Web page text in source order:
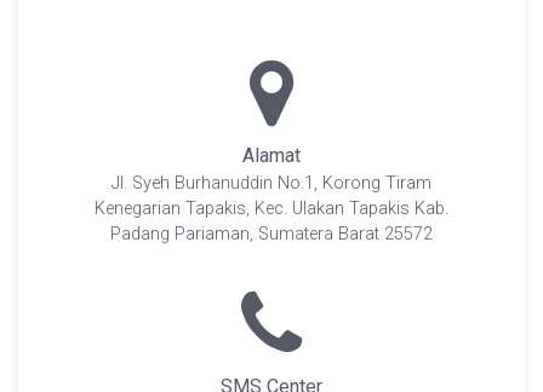
Alamat
Jl. Syeh Burhanuddin No.1, Korong Tiram
Kenegarian Tapakis, Kec. Ulakan Tapakis Kab.
Padang Pariaman, Sumatera Barat 25572
SMS Center